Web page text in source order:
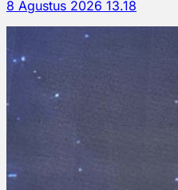
8 Agustus 2026 13.18